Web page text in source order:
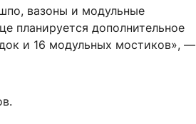
вазоны и модульные
планируется дополнительное
и 16 модульных мостиков», —